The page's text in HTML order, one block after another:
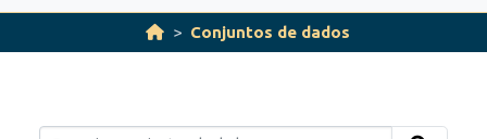
Conjuntos de dados